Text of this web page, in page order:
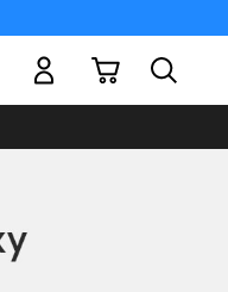
Mi carrito